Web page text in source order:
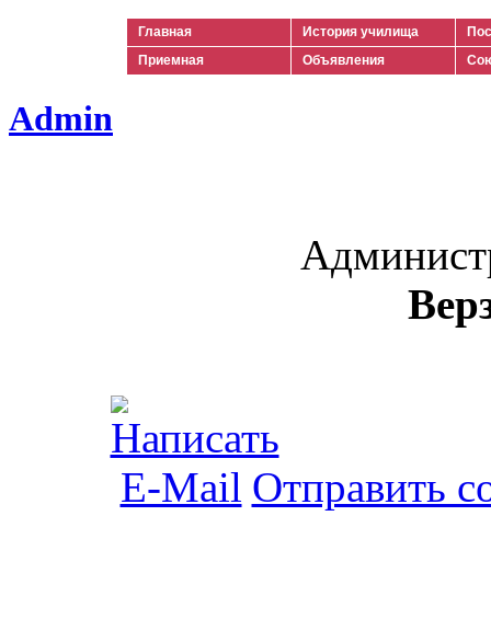
Главная История училища
Приемная
Объявления
Admin
Отправить